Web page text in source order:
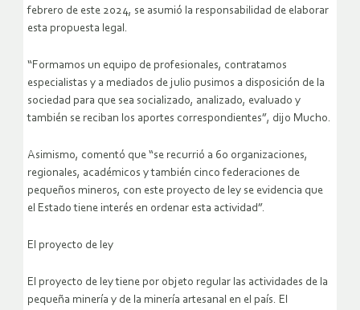
febrero de este 2024, se asumió la responsabilidad de elaborar
esta propuesta legal.
“Formamos un equipo de profesionales, contratamos
especialistas y a mediados de julio pusimos a disposición de la
sociedad para que sea socializado, analizado, evaluado y
también se reciban los aportes correspondientes”, dijo Mucho.
Asimismo, comentó que “se recurrió a 60 organizaciones,
regionales, académicos y también cinco federaciones de
pequeños mineros, con este proyecto de ley se evidencia que
el Estado tiene interés en ordenar esta actividad”.
El proyecto de ley
El proyecto de ley tiene por objeto regular las actividades de la
pequeña minería y de la minería artesanal en el país. El